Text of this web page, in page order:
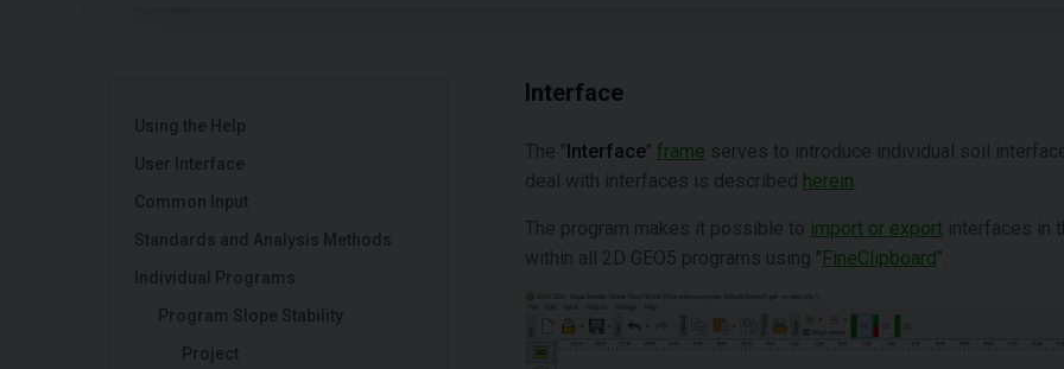
Using the Help
User Interface
Common Input
Standards and Analysis Methods
Individual Programs
Program Slope Stability
Project
Interface
The "Interface" frame serves to introduce individual soil
deal with interfaces is described herein
The program makes it possible to import or export interfaces in
within all 2D GEO5 programs using "FineClipboard".